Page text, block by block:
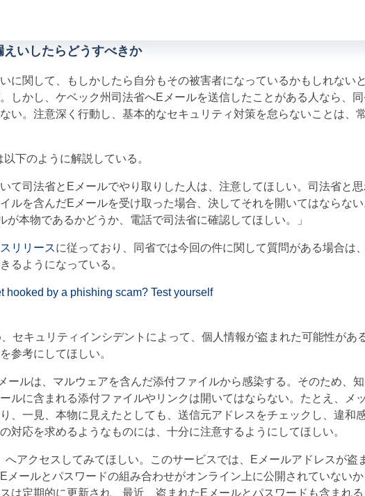
えいしたらどうすべきか
に関して、もしかしたら自分もその被害者になっているかもしれないと
しかし、ケベック州司法省へEメールを送信したことがある人なら、
い。注意深く行動し、基本的なセキュリティ対策を怠らないことは、
下のように解説している。
て司法省とEメールでやり取りした人は、注意してほしい。司法省と
ルを含んだEメールを受け取った場合、決してそれを開いてはならない
が本物であるかどうか、電話で司法省に確認してほしい。」
リリースに従っており、同省では今回の件に関して質問がある場合は
るようになっている。
hooked by a phishing scam? Test yourself
セキュリティインシデントによって、個人情報が盗まれた可能性があ
参考にしてほしい。
ールは、マルウェアを含んだ添付ファイルから感染する。そのため、知
ルに含まれる添付ファイルやリンクは開いてはならない。たとえ、メ
、一見、本物に見えたとしても、送信元アドレスをチェックし、違和
対応を求めるようなものには、十分に注意するようにしてほしい。
へアクセスしてみてほしい。このサービスでは、Eメールアドレスが盗
メールとパスワードの組み合わせがオンライン上に公開されていないか
は定期的に更新され、最近、盗まれたEメールとパスワードも含まれる